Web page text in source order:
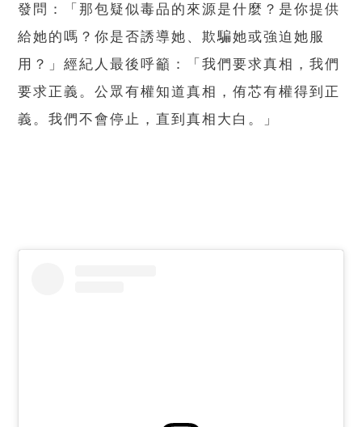
發問：「那包疑似毒品的來源是什麼？是你提供
給她的嗎？你是否誘導她、欺騙她或強迫她服
用？」經紀人最後呼籲：「我們要求真相，我們
要求正義。公眾有權知道真相，侑芯有權得到正
義。我們不會停止，直到真相大白。」